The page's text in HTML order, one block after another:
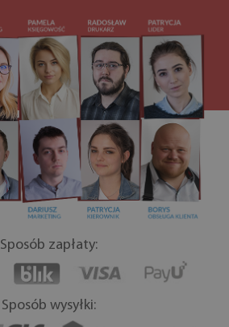
Sposób zapłaty:
Sposób wysyłki: